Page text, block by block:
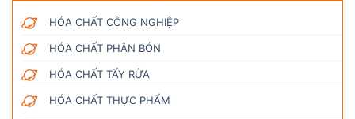
HÓA CHẤT CÔNG NGHIỆP
HÓA CHẤT PHÂN BÓN
HÓA CHẤT TẨY RỬA
HÓA CHẤT THỰC PHẨM